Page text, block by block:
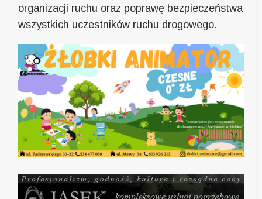
organizacji ruchu oraz poprawę bezpieczeństwa
wszystkich uczestników ruchu drogowego.